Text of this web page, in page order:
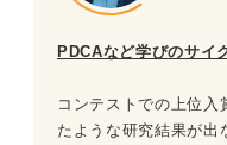
PDCAなど学びのサイ
コンテストでの上位入
たような研究結果が出